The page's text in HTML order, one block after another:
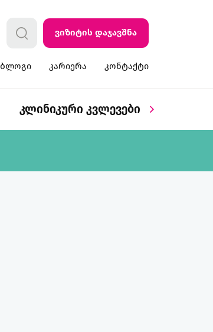
ვიზიტის დაჯავშნა
ბლოგი კარიერა კონტაქტი
კლინიკური კვლევები